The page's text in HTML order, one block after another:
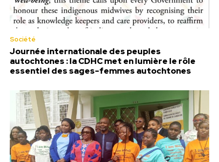
Société
Journée internationale des peuples
autochtones : la CDHC met en lumière le rôle
essentiel des sages-femmes autochtones